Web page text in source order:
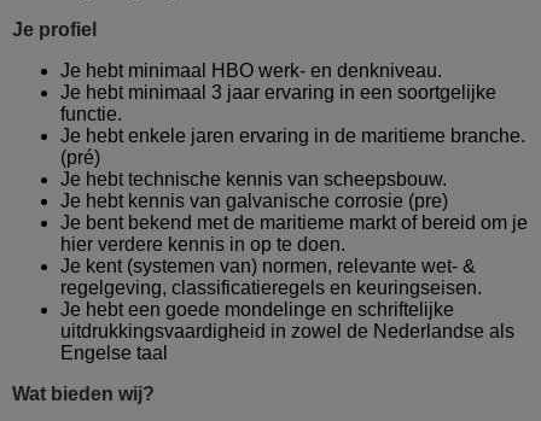
Je profiel
Je hebt minimaal HBO werk- en denkniveau.
Je hebt minimaal 3 jaar ervaring in een soortgelijke
functie.
Je hebt enkele jaren ervaring in de maritieme branche.
(pré)
Je hebt technische kennis van scheepsbouw.
Je hebt kennis van galvanische corrosie (pre)
Je bent bekend met de maritieme markt of bereid om je
hier verdere kennis in op te doen.
Je kent (systemen van) normen, relevante wet- &
regelgeving, classificatieregels en keuringseisen.
Je hebt een goede mondelinge en schriftelijke
uitdrukkingsvaardigheid in zowel de Nederlandse als
Engelse taal
Wat bieden wij?